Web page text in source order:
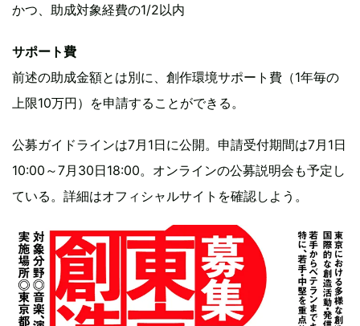
かつ、助成対象経費の1/2以内
サポート費
前述の助成金額とは別に、創作環境サポート費（1年毎の
上限10万円）を申請することができる。
公募ガイドラインは7月1日に公開。申請受付期間は7月1日
10:00～7月30日18:00。オンラインの公募説明会も予定し
ている。詳細はオフィシャルサイトを確認しよう。